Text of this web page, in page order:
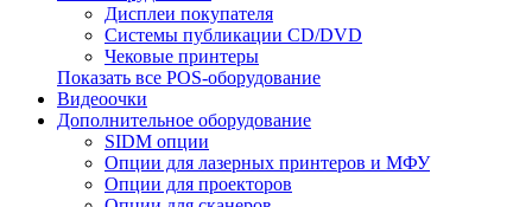
Дисплеи покупателя
Системы публикации CD/DVD
Чековые принтеры
Показать все POS-оборудование
Видеоочки
Дополнительное оборудование
SIDM опции
Опции для лазерных принтеров и МФУ
Опции для проекторов